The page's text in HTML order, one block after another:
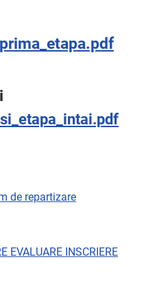
de repartizare
EVALUARE INSCRIERE